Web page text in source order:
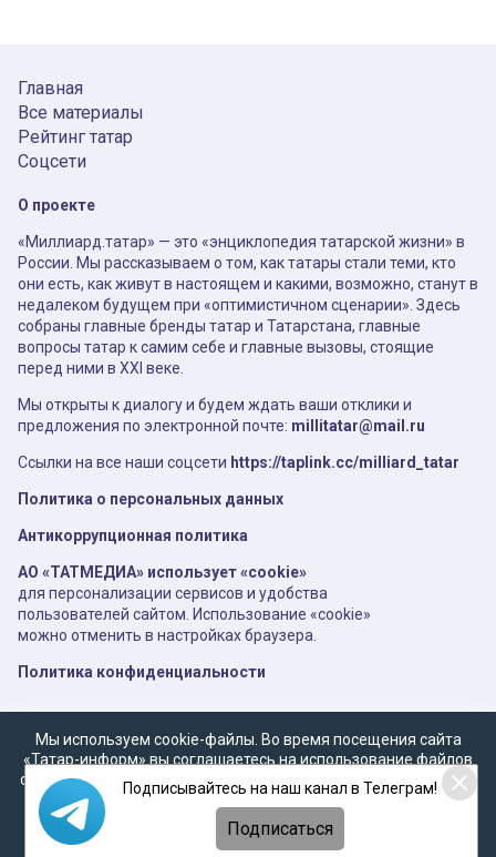
Главная
Все материалы
Рейтинг татар
Соцсети
О проекте
«Миллиард.татар» — это «энциклопедия татарской жизни» в
России. Мы рассказываем о том, как татары стали теми, кто
они есть, как живут в настоящем и какими, возможно, станут в
недалеком будущем при «оптимистичном сценарии». Здесь
собраны главные бренды татар и Татарстана, главные
вопросы татар к самим себе и главные вызовы, стоящие
перед ними в XXI веке.
Мы открыты к диалогу и будем ждать ваши отклики и
предложения по электронной почте: millitatar@mail.ru
Ссылки на все наши соцсети https://taplink.cc/milliard_tatar
Политика о персональных данных
Антикоррупционная политика
АО «ТАТМЕДИА» использует «cookie»
для персонализации сервисов и удобства
пользователей сайтом. Использование «cookie»
можно отменить в настройках браузера.
Политика конфиденциальности
Мы используем cookie-файлы. Во время посещения сайта
«Татар-информ» вы соглашаетесь на использование файлов
cookie в соответствии с настоящим уведомлением, согласием
наобработку персональных данных,Политикой о
персональных данных
Политикой конфиденциальности
Подписывайтесь на наш канал в Телеграм!
Подписаться